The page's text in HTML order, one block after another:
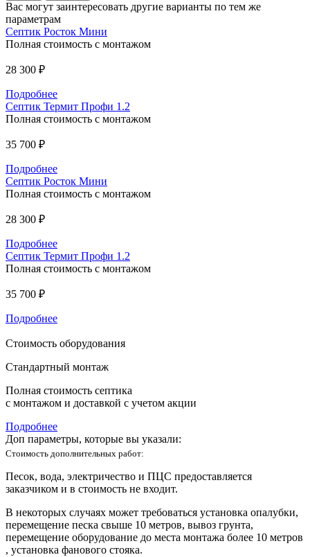
Вас могут заинтересовать другие варианты по тем же
параметрам
Септик Росток Мини
Полная стоимость с монтажом
28 300 ₽
Подробнее
Септик Термит Профи 1.2
Полная стоимость с монтажом
35 700 ₽
Подробнее
Септик Росток Мини
Полная стоимость с монтажом
28 300 ₽
Подробнее
Септик Термит Профи 1.2
Полная стоимость с монтажом
35 700 ₽
Подробнее
Стоимость оборудования
Стандартный монтаж
Полная стоимость септика
с монтажом и доставкой с учетом акции
Подробнее
Доп параметры, которые вы указали:
Стоимость дополнительных работ:
Песок, вода, электричество и ПЦС предоставляется
заказчиком и в стоимость не входит.
В некоторых случаях может требоваться установка опалубки,
перемещение песка свыше 10 метров, вывоз грунта,
перемещение оборудование до места монтажа более 10 метров
, установка фанового стояка.